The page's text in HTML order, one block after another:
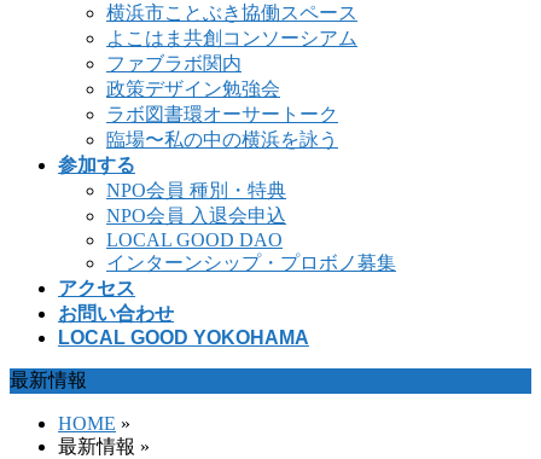
横浜市ことぶき協働スペース
よこはま共創コンソーシアム
ファブラボ関内
政策デザイン勉強会
ラボ図書環オーサートーク
臨場〜私の中の横浜を詠う
参加する
NPO会員 種別・特典
NPO会員 入退会申込
LOCAL GOOD DAO
インターンシップ・プロボノ募集
アクセス
お問い合わせ
LOCAL GOOD YOKOHAMA
最新情報
HOME »
最新情報 »